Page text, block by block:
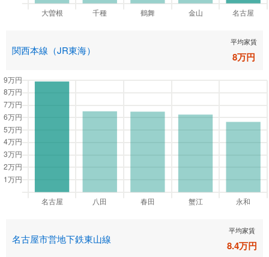
関西本線（JR東海）
平均家賃
8万円
名古屋市営地下鉄東山線
平均家賃
8.4万円